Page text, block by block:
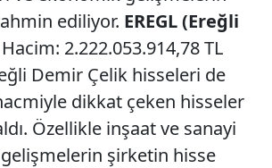
ediliyor. EREGL (Ereğli
Hacim: 2.222.053.914,78 TL
Demir Çelik hisseleri de
dikkat çeken hisseler
Özellikle inşaat ve sanayi
şirketin hisse